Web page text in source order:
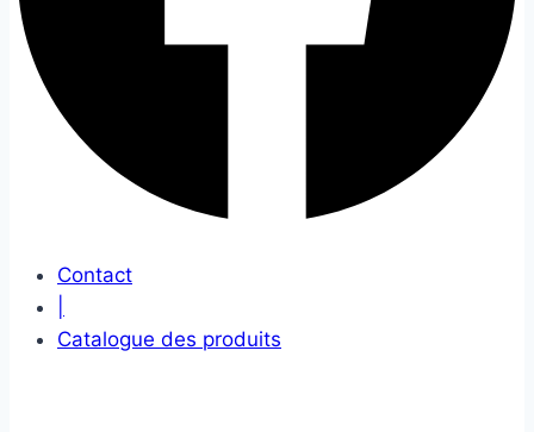
Contact
Catalogue des produits